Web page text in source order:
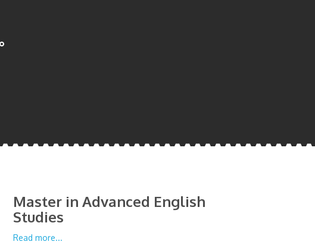
Master in Advanced English
Studies
Read more...